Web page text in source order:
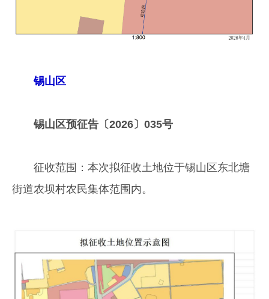
锡山区
锡山区预征告〔2026〕035号
征收范围：本次拟征收土地位于锡山区东北塘
街道农坝村农民集体范围内。